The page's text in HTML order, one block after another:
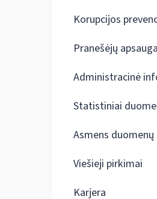
Korupcijos
Pranešėjų
Administracinė
Statistiniai
Asmens duomenų
Viešieji pirkimai
Karjera